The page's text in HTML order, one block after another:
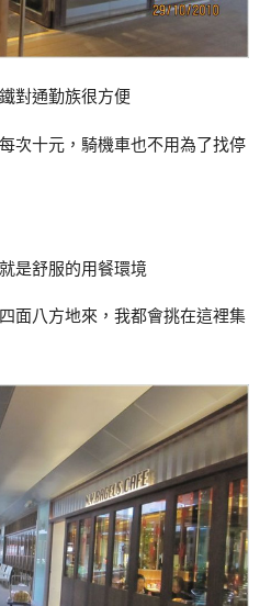
對通勤族很方便
次十元，騎機車也不用為了找停
是舒服的用餐環境
面八方地來，我都會挑在這裡集